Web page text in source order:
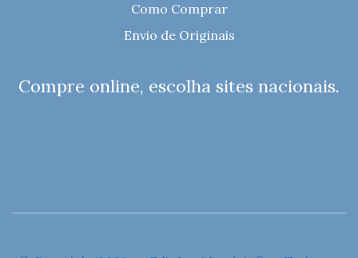
Como Comprar
Envio de Originais
Compre online, escolha sites nacionais.